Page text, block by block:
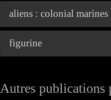
aliens : colonial marines
figurine
Autres publications